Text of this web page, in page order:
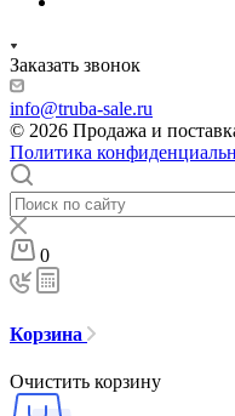
Заказать звонок
info@truba-sale.ru
© 2026 Продажа и
Политика
0
Корзина
Очистить корзину